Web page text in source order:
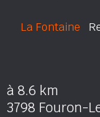
La Fontaine
à 8.6 km
3798 Fouron-